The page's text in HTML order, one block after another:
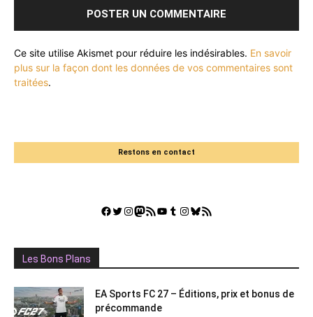
Ce site utilise Akismet pour réduire les indésirables. En savoir
plus sur la façon dont les données de vos commentaires sont
traitées.
Restons en contact
Facebook
Twitter
Instagram
Mastodon
Flux RSSYouTube
Tumblr
Instagram
Bluesky
GestGame
Les Bons Plans
EA Sports FC 27 – Éditions, prix et bonus de
précommande